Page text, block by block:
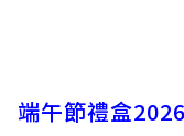
端午節禮盒